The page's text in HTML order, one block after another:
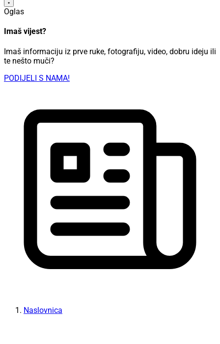
Oglas
Imaš vijest?
Imaš informaciju iz prve ruke, fotografiju, video, dobru ideju ili
te nešto muči?
PODIJELI S NAMA!
Naslovnica